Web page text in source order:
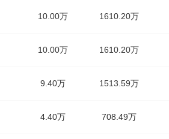
10.00万 1610.20万
10.00万 1610.20万
9.40万 1513.59万
4.40万 708.49万